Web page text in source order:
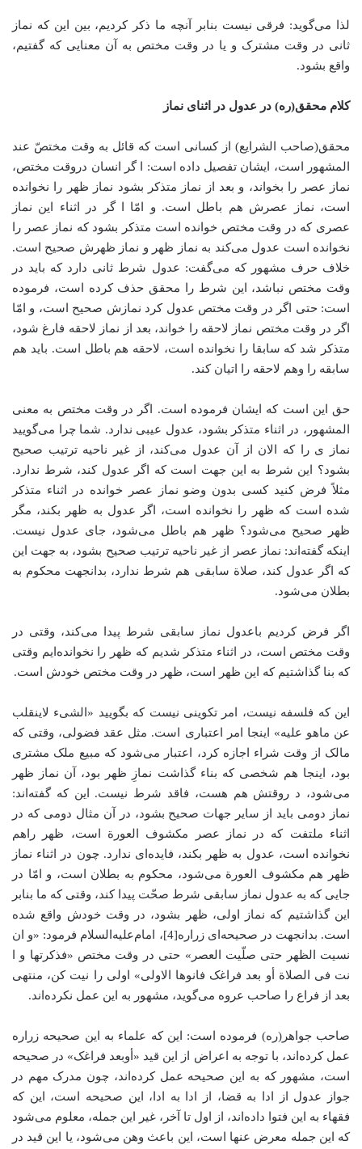
لذا می‌گوید: فرقی نیست بنابر آنچه ما ذکر کردیم، بین این که نماز
ثانی در وقت مشترک و یا در وقت مختص به آن معنایی که گفتیم،
واقع بشود.
کلام محقق(ره) در عدول در اثنای نماز
محقق(صاحب الشرایع) از کسانی است که قائل به وقت مختصّ عند
المشهور است، ایشان تفصیل داده است: ا گر انسان دروقت مختص،
نماز عصر را بخواند، و بعد از نماز متذکر بشود نماز ظهر را نخوانده
است، نماز عصرش هم باطل است. و امّا ا گر در اثناء این نماز
عصری که در وقت مختص خوانده است متذکر بشود که نماز عصر را
نخوانده است عدول می‌کند به نماز ظهر و نماز ظهرش صحیح است.
خلاف حرف مشهور که می‌گفت: عدول شرط ثانی دارد که باید در
وقت مختص نباشد، این شرط را محقق حذف کرده است،‌ فرموده
است: حتی اگر در وقت مختص عدول کرد نمازش صحیح است، و امّا
اگر در وقت مختص نماز لاحقه را خواند، بعد از نماز لاحقه فارغ شود،
متذکر شد که سابقا را نخوانده است، لاحقه هم باطل است. باید هم
سابقه را وهم لاحقه را اتیان کند.
حق این است که ایشان فرموده است. اگر در وقت مختص به معنی
المشهور، در اثناء متذکر بشود، عدول عیبی ندارد. شما چرا می‌گویید
نماز ی را که الان از آن عدول می‌کند، از غیر ناحیه ترتیب صحیح
بشود؟ این شرط به این جهت است که اگر عدول کند، شرط ندارد.
مثلاً فرض کنید کسی بدون وضو نماز عصر خوانده در اثناء متذکر
شده است که ظهر را نخوانده است، اگر عدول به ظهر بکند، مگر
ظهر صحیح می‌شود؟ ظهر هم باطل می‌شود، جای عدول نیست.
اینکه گفته‌اند: نماز عصر از غیر ناحیه ترتیب صحیح بشود، به جهت این
که اگر عدول کند، صلاة سابقی هم شرط ندارد، بدانجهت محکوم به
بطلان می‌شود.
اگر فرض کردیم باعدول نماز سابقی شرط پیدا می‌کند، وقتی در
وقت مختص است، در اثناء متذکر شدیم که ظهر را نخوانده‌ایم وقتی
که بنا گذاشتیم که این ظهر است، ظهر در وقت مختص خودش است.
این که فلسفه‌ نیست، امر تکوینی نیست که بگویید «الشیء لاینقلب
عن ماهو علیه» اینجا امر اعتباری است. مثل عقد فضولی، وقتی که
مالک از وقت شراء اجازه کرد، اعتبار می‌شود که مبیع ملک مشتری
بود، اینجا هم شخصی که بناء گذاشت‌ نمازِ ظهر بود، آن نماز ظهر
می‌شود، د روقتش هم هست، فاقد شرط نیست. این که گفته‌اند:
نماز دومی باید از سایر جهات صحیح بشود، در آن مثال دومی که در
اثناء ملتفت که در نماز عصر مکشوف العورة است، ظهر راهم
نخوانده است، عدول به ظهر بکند، فایده‌ای ندارد. چون در اثناء نماز
ظهر هم مکشوف العورة می‌شود، محکوم به بطلان است، و امّا در
جایی که به عدول نماز سابقی شرط صحّت پیدا کند، وقتی که ما بنابر
این گذاشتیم که نماز اولی، ظهر بشود، در وقت خودش واقع شده
است. بدانجهت در صحیحه‌ای زراره[4]، امام‌علیه‌السلام فرمود: «و ان
نسیت الظهر حتی صلّیت العصر» حتی در وقت مختص «فذکرتها و ا
نت فی الصلاة أو بعد فراغک فانوها الاولی» اولی را نیت کن، منتهی
بعد از فراع را صاحب عروه می‌گوید، مشهور به این عمل نکرده‌اند.
صاحب جواهر(ره) فرموده است: این که علماء به این صحیحه زراره
عمل کرده‌اند، با توجه به اعراض از این قید «أوبعد فراغک» در صحیحه
است، مشهور که به این صحیحه عمل کرده‌اند، چون مدرک مهم در
جواز عدول از ادا به قضا، از ادا به ادا، این صحیحه است، این که
فقهاء به این فتوا داده‌اند، از اول تا آخر، غیر این جمله، معلوم می‌شود
که این جمله معرض عنها است، این باعث وهن می‌شود، یا این قید در